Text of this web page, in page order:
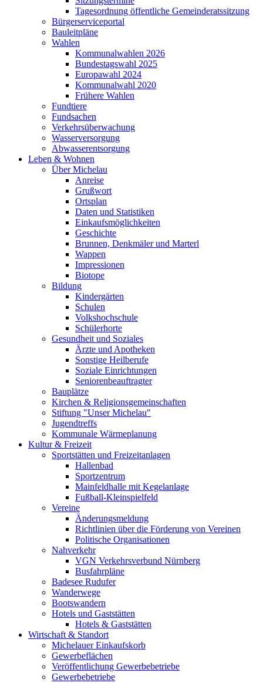
Tagesordnung öffentliche Gemeinderatssitzung
Bürgerserviceportal
Bauleitpläne
Wahlen
Kommunalwahlen 2026
Bundestagswahl 2025
Europawahl 2024
Kommunalwahl 2020
Frühere Wahlen
Fundtiere
Fundsachen
Verkehrsüberwachung
Wasserversorgung
Abwasserentsorgung
Leben & Wohnen
Über Michelau
Anreise
Grußwort
Ortsplan
Daten und Statistiken
Einkaufsmöglichkeiten
Geschichte
Brunnen, Denkmäler und Marterl
Wappen
Impressionen
Biotope
Bildung
Kindergärten
Schulen
Volkshochschule
Schülerhorte
Gesundheit und Soziales
Ärzte und Apotheken
Sonstige Heilberufe
Soziale Einrichtungen
Seniorenbeauftragter
Bauplätze
Kirchen & Religionsgemeinschaften
Stiftung "Unser Michelau"
Jugendtreffs
Kommunale Wärmeplanung
Kultur & Freizeit
Sportstätten und Freizeitanlagen
Hallenbad
Sportzentrum
Mainfeldhalle mit Kegelanlage
Fußball-Kleinspielfeld
Vereine
Änderungsmeldung
Richtlinien über die Förderung von Vereinen
Politische Organisationen
Nahverkehr
VGN Verkehrsverbund Nürnberg
Busfahrpläne
Badesee Rudufer
Wanderwege
Bootswandern
Hotels und Gaststätten
Hotels & Gaststätten
Wirtschaft & Standort
Michelauer Einkaufskorb
Gewerbeflächen
Veröffentlichung Gewerbebetriebe
Gewerbebetriebe